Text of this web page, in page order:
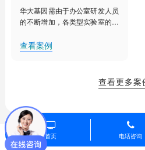
华大基因需由于办公室研发人员
的不断增加，各类型实验室的建
其对办公室、实验室、实验室设
备更加细致化管理的需求。需要
化、智能化管理，提升办公效
率，降低用电能耗，创造舒适的
查看案例
查看更多案
首页 电话咨询